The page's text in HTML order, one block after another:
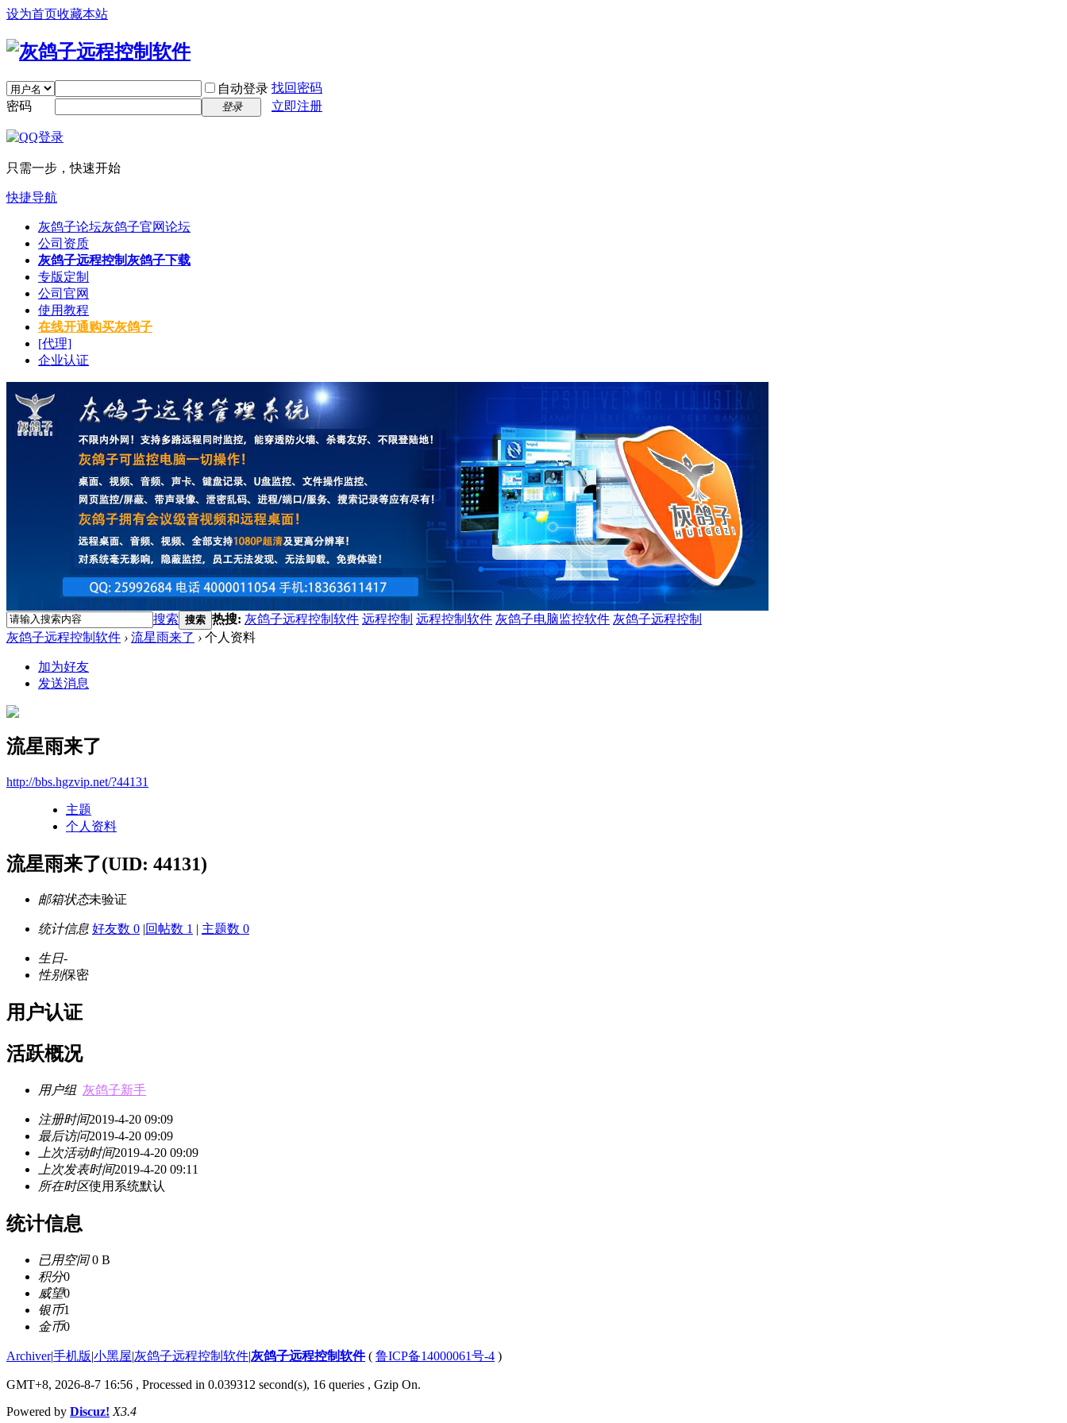
设为首页收藏本站
自动登录 找回密码
密码
登录 立即注册
只需一步，快速开始
快捷导航
灰鸽子论坛灰鸽子官网论坛
公司资质
灰鸽子远程控制 灰鸽子下载
专版定制
公司官网
使用教程
在线开通购买灰鸽子
[代理]
企业认证
搜索 搜索 热搜: 灰鸽子远程控制软件 远程控制 远程控制软件 灰鸽子电脑监控软件 灰鸽子远程控制
灰鸽子远程控制软件 › 流星雨来了 › 个人资料
加为好友
发送消息
流星雨来了
http://bbs.hgzvip.net/?44131
主题
个人资料
流星雨来了(UID: 44131)
邮箱状态未验证
统计信息 好友数 0 |回帖数 1 | 主题数 0
生日-
性别保密
用户认证
活跃概况
用户组 灰鸽子新手
注册时间2019-4-20 09:09
最后访问2019-4-20 09:09
上次活动时间2019-4-20 09:09
上次发表时间2019-4-20 09:11
所在时区使用系统默认
统计信息
已用空间0 B
积分0
威望0
银币1
金币0
Archiver|手机版|小黑屋|灰鸽子远程控制软件|灰鸽子远程控制软件( 鲁ICP备14000061号-4 )
GMT+8, 2026-8-7 16:56 , Processed in 0.039312 second(s), 16 queries , Gzip On.
Powered by Discuz! X3.4